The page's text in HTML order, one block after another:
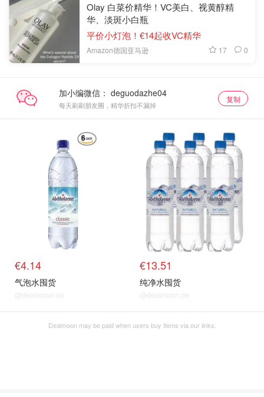
Olay 白菜价精华！VC美白、视黄醇精
华、淡斑小白瓶
平价小灯泡！€14起收VC精华
Amazon德国亚马逊 17 0
加小编微信：
每天刷刷朋友圈，精华折扣不漏掉
复制
€4.14
气泡水囤货
@dealmoon.de
€13.51
纯净水囤货
@dealmoon.de
Dealmoon may be paid when users buy items via our links.